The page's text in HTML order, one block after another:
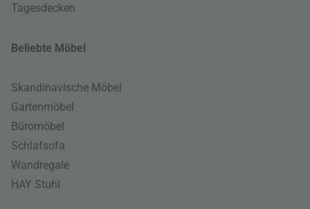
Tagesdecken
Beliebte Möbel
Skandinavische Möbel
Gartenmöbel
Büromöbel
Schlafsofa
Wandregale
HAY Stuhl